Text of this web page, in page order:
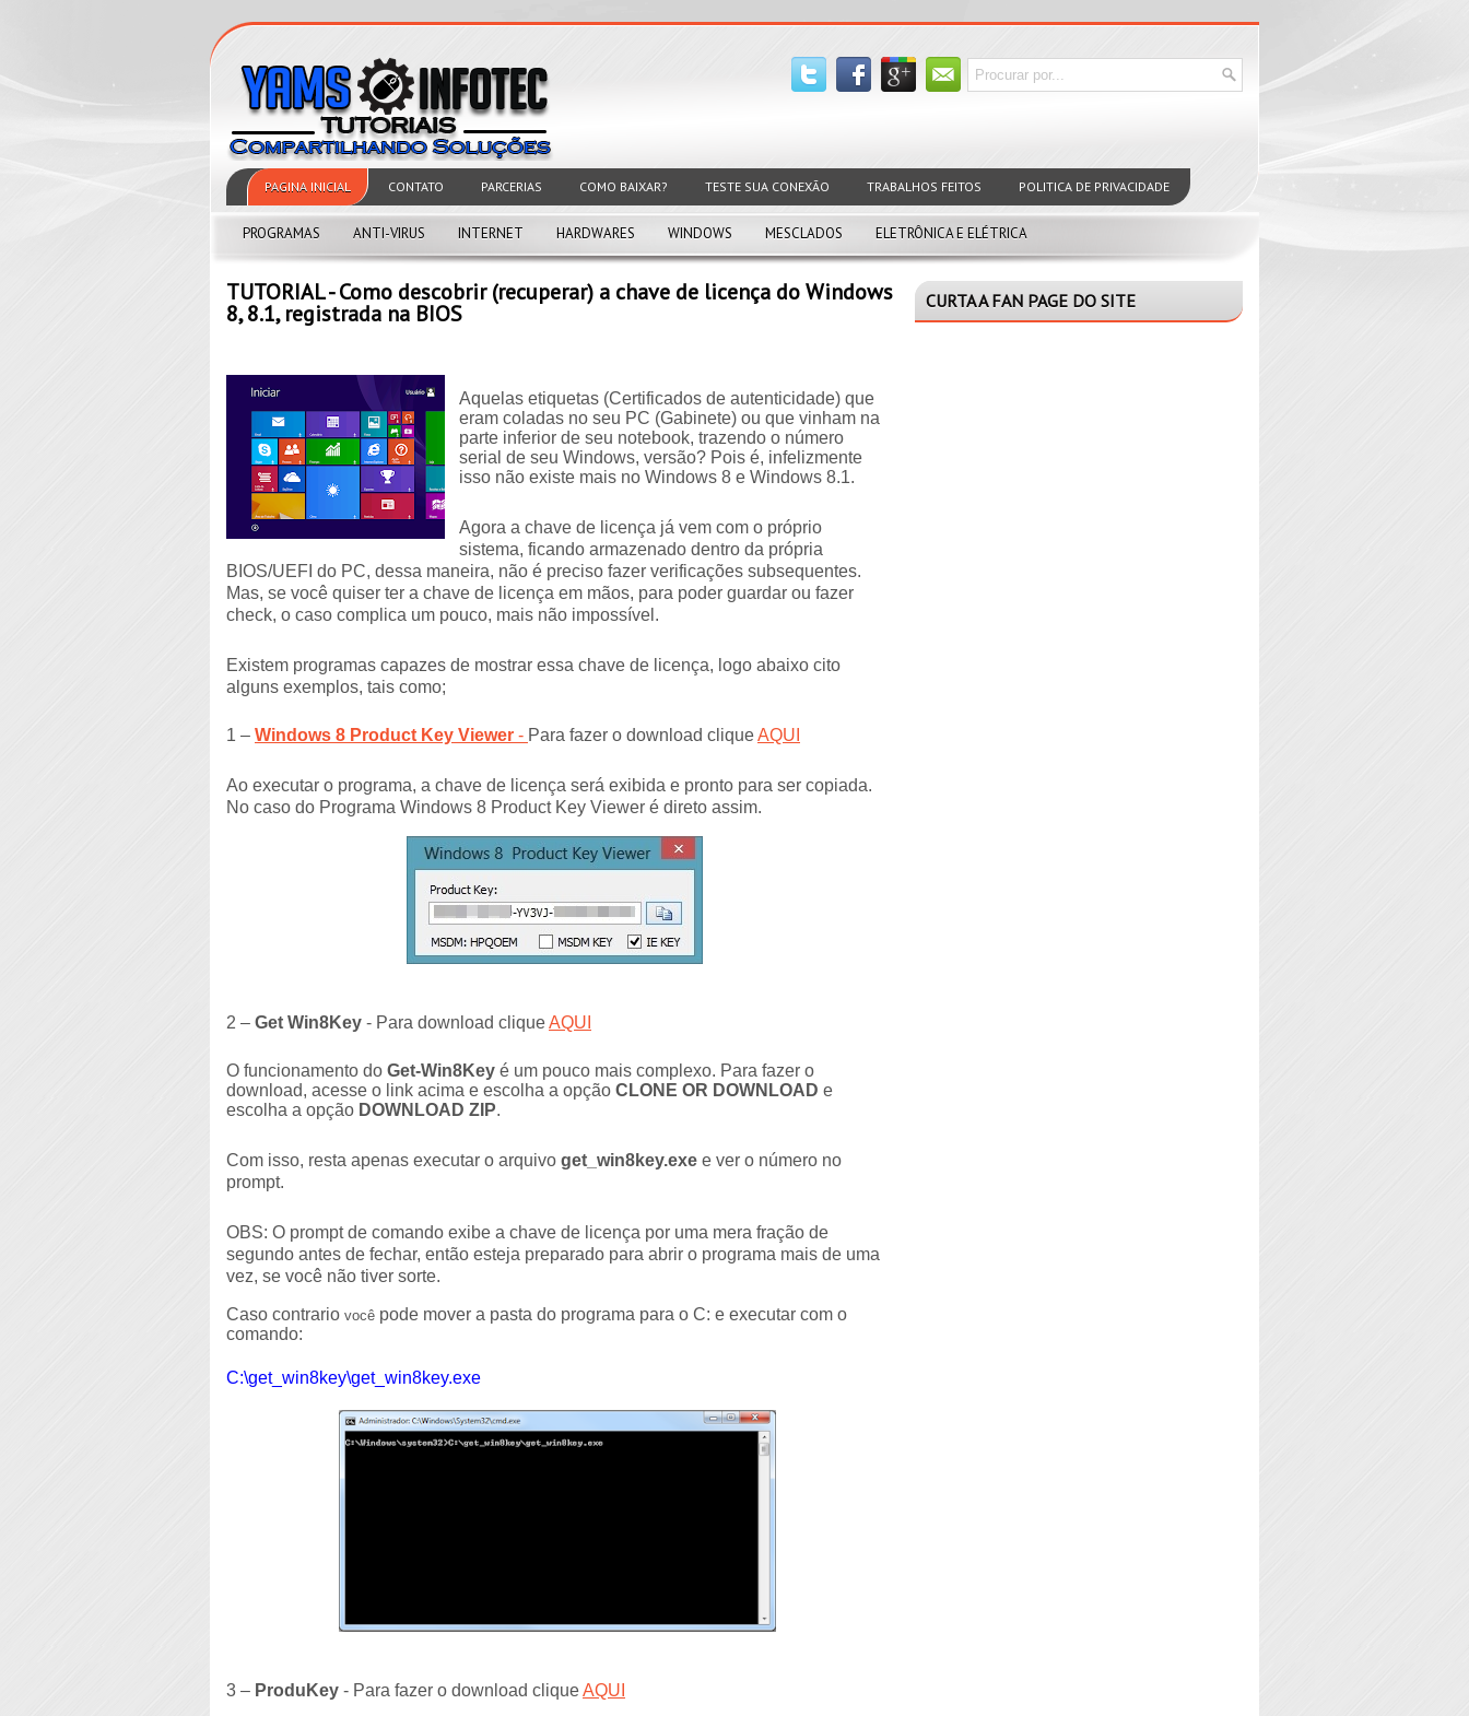
PAGINA INICIAL CONTATO PARCERIAS COMO BAIXAR? TESTE SUA CONEXÃO TRABALHOS FEITOS POLITICA DE PRIVACIDADE
PROGRAMAS ANTI-VIRUS INTERNET HARDWARES WINDOWS MESCLADOS ELETRÔNICA E ELÉTRICA
TUTORIAL - Como descobrir (recuperar) a chave de licença do Windows
8, 8.1, registrada na BIOS
Aquelas etiquetas (Certificados de autenticidade) que
eram coladas no seu PC (Gabinete) ou que vinham na
parte inferior de seu notebook, trazendo o número
serial de seu Windows, versão? Pois é, infelizmente
isso não existe mais no Windows 8 e Windows 8.1.
Agora a chave de licença já vem com o próprio
sistema, ficando armazenado dentro da própria
BIOS/UEFI do PC, dessa maneira, não é preciso fazer verificações subsequentes.
Mas, se você quiser ter a chave de licença em mãos, para poder guardar ou fazer
check, o caso complica um pouco, mais não impossível.
Existem programas capazes de mostrar essa chave de licença, logo abaixo cito
alguns exemplos, tais como;
1 – Windows 8 Product Key Viewer - Para fazer o download cliqueAQUI
Ao executar o programa, a chave de licença será exibida e pronto para ser copiada.
No caso do Programa Windows 8 Product Key Viewer é direto assim.
2 – Get Win8Key - Para download cliqueAQUI
O funcionamento do Get-Win8Key é um pouco mais complexo. Para fazer o
download, acesse o link acima e escolha a opção CLONE OR DOWNLOAD e
escolha a opção DOWNLOAD ZIP.
Com isso, resta apenas executar o arquivo get_win8key.exe e ver o número no
prompt.
OBS: O prompt de comando exibe a chave de licença por uma mera fração de
segundo antes de fechar, então esteja preparado para abrir o programa mais de uma
vez, se você não tiver sorte.
Caso contrario você pode mover a pasta do programa para o C: e executar com o
comando:
C:\get_win8key\get_win8key.exe
3 – ProduKey - Para fazer o download cliqueAQUI
CURTA A FAN PAGE DO SITE